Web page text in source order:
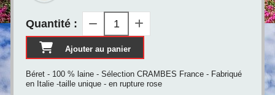
Quantité :
Ajouter au panier
Béret - 100 % laine - Sélection CRAMBES France - Fabriqué
en Italie -taille unique - en rupture rose